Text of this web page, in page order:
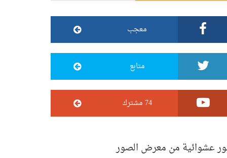
معجب
متابع
74 مشترك
عشوائية من معرض الصور